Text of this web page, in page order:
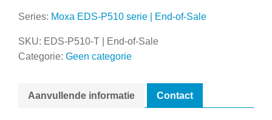
Series: Moxa EDS-P510 serie | End-of-Sale
SKU: EDS-P510-T | End-of-Sale
Categorie: Geen categorie
Aanvullende informatie Contact